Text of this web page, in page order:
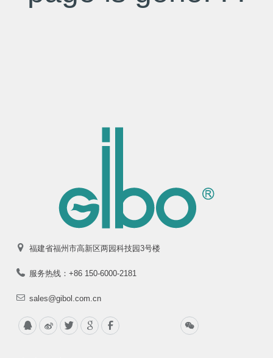
福建省福州市高新区两园科技园3号楼
服务热线：+86 150-6000-2181
sales@gibol.com.cn